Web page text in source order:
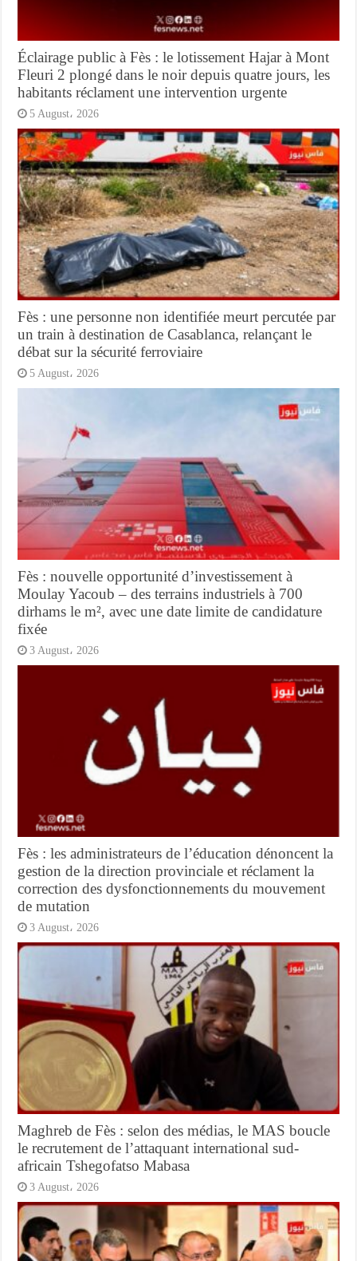
Éclairage public à Fès : le lotissement Hajar à Mont
Fleuri 2 plongé dans le noir depuis quatre jours, les
habitants réclament une intervention urgente
5 August، 2026
Fès : une personne non identifiée meurt percutée par
un train à destination de Casablanca, relançant le
débat sur la sécurité ferroviaire
5 August، 2026
Fès : nouvelle opportunité d’investissement à
Moulay Yacoub – des terrains industriels à 700
dirhams le m², avec une date limite de candidature
fixée
3 August، 2026
Fès : les administrateurs de l’éducation dénoncent la
gestion de la direction provinciale et réclament la
correction des dysfonctionnements du mouvement
de mutation
3 August، 2026
Maghreb de Fès : selon des médias, le MAS boucle
le recrutement de l’attaquant international sud-
africain Tshegofatso Mabasa
3 August، 2026